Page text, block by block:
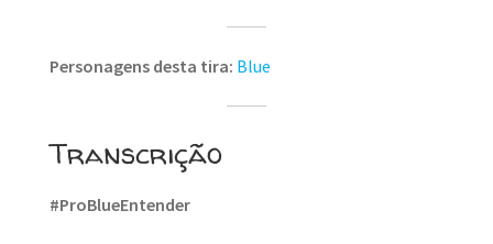
Personagens desta tira: Blue
Transcrição
#ProBlueEntender